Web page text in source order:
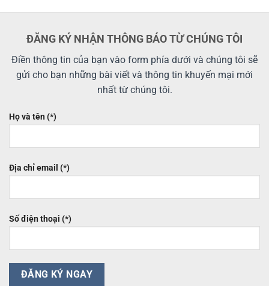
ĐĂNG KÝ NHẬN THÔNG BÁO TỪ CHÚNG TÔI
Điền thông tin của bạn vào form phía dưới và chúng tôi sẽ
gửi cho bạn những bài viết và thông tin khuyến mại mới
nhất từ chúng tôi.
Họ và tên (*)
Địa chỉ email (*)
Số điện thoại (*)